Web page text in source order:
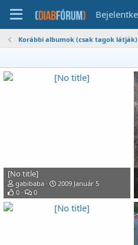
Korábbi albumok (csak tagok látják)
[No title]
gabibaba
2009 Január 5
0
0